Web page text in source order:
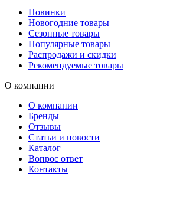
Новинки
Новогодние товары
Сезонные товары
Популярные товары
Распродажи и скидки
Рекомендуемые товары
О компании
О компании
Бренды
Отзывы
Статьи и новости
Каталог
Вопрос ответ
Контакты